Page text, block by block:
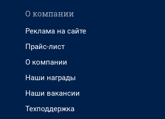
О компании
Реклама на сайте
Прайс-лист
О компании
Наши награды
Наши вакансии
Техподдержка